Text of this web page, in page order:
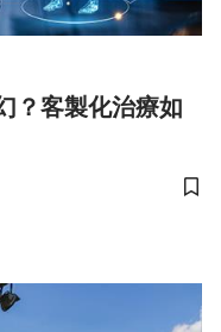
？客製化治療如
儲